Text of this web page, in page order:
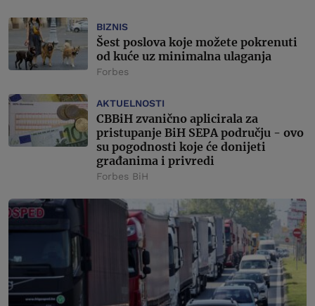
BIZNIS
Šest poslova koje možete pokrenuti
od kuće uz minimalna ulaganja
Forbes
AKTUELNOSTI
CBBiH zvanično aplicirala za
pristupanje BiH SEPA području - ovo
su pogodnosti koje će donijeti
građanima i privredi
Forbes BiH